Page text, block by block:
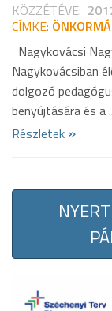
KÖZZÉTÉVE:
CÍMKE:
Nagykovácsi
Nagykovácsiban
dolgozó
benyújtására és a
Részletek »